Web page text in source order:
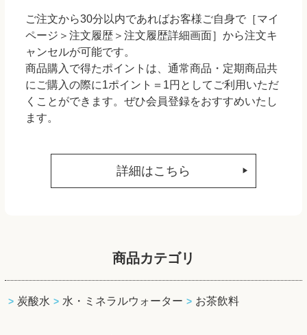
ご注文から30分以内であればお客様ご自身で［マイ
ページ＞注文履歴＞注文履歴詳細画面］から注文キ
ャンセルが可能です。
商品購入で得たポイントは、通常商品・定期商品共
にご購入の際に1ポイント＝1円としてご利用いただ
くことができます。ぜひ会員登録をおすすめいたし
ます。
詳細はこちら
商品カテゴリ
炭酸水 水・ミネラルウォーター お茶飲料